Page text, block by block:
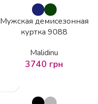
Мужская демисезонная
куртка 9088
Malidinu
3740 грн